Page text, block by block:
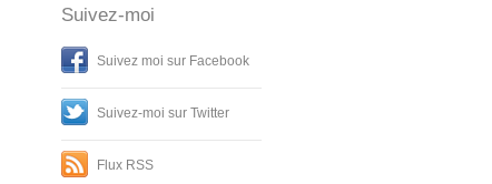
Suivez-moi
Suivez moi sur Facebook
Suivez-moi sur Twitter
Flux RSS